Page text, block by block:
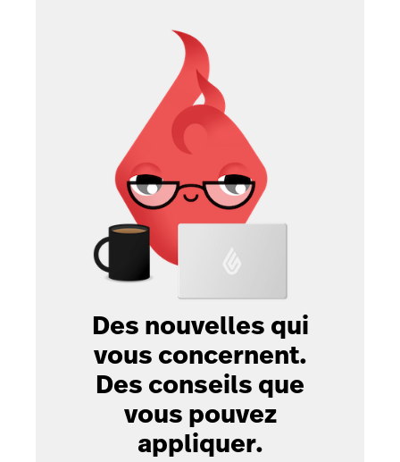
Des nouvelles qui
vous concernent.
Des conseils que
vous pouvez
appliquer.